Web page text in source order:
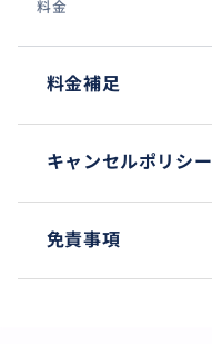
料金
料金補足
キャンセルポリシー
免責事項